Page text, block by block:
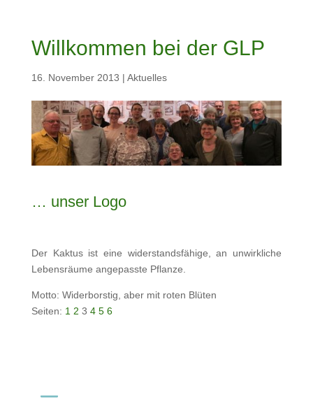
Willkommen bei der GLP
16. November 2013 | Aktuelles
… unser Logo
Der Kaktus ist eine widerstandsfähige, an unwirkliche
Lebensräume angepasste Pflanze.
Motto: Widerborstig, aber mit roten Blüten
Seiten: 1 2 3 4 5 6